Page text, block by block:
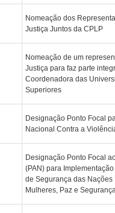
Nomeação dos
Justiça Juntos da CPLP
Nomeação de um
Justiça para faz parte
Coordenadora das
Superiores
Designação Ponto Focal
Nacional Contra a
Designação Ponto Focal
(PAN) para
de Segurança das
Mulheres, Paz e